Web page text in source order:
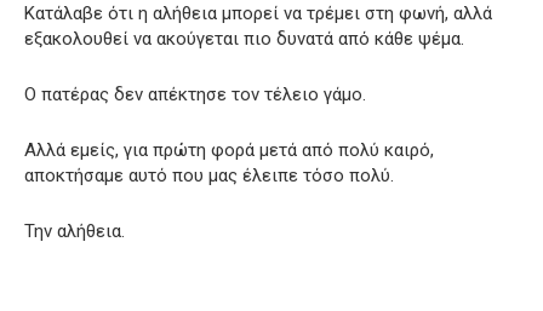
Κατάλαβε ότι η αλήθεια μπορεί να τρέμει στη φωνή, αλλά
εξακολουθεί να ακούγεται πιο δυνατά από κάθε ψέμα.
Ο πατέρας δεν απέκτησε τον τέλειο γάμο.
Αλλά εμείς, για πρώτη φορά μετά από πολύ καιρό,
αποκτήσαμε αυτό που μας έλειπε τόσο πολύ.
Την αλήθεια.